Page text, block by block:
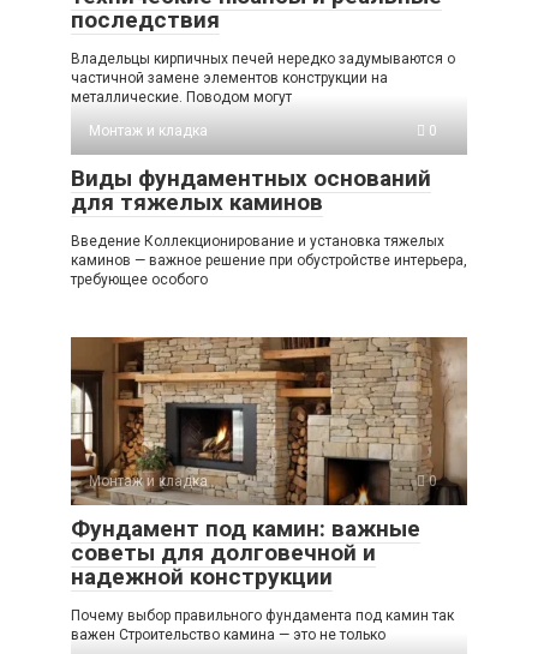
последствия
Владельцы кирпичных печей нередко задумываются о
частичной замене элементов конструкции на
металлические. Поводом могут
Монтаж и кладка
0
Виды фундаментных оснований
для тяжелых каминов
Введение Коллекционирование и установка тяжелых
каминов — важное решение при обустройстве интерьера,
требующее особого
Монтаж и кладка 0
Фундамент под камин: важные
советы для долговечной и
надежной конструкции
Почему выбор правильного фундамента под камин так
важен Строительство камина — это не только